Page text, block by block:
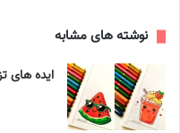
نوشته های مشابه
ایده های